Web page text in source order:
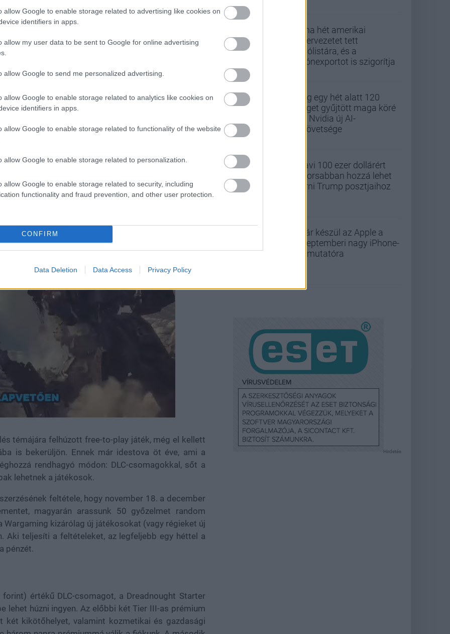
allow Google to enable storage related to advertising like cookies on
identifiers in apps.
allow my user data to be sent to Google for online advertising
allow Google to send me personalized advertising.
allow Google to enable storage related to analytics like cookies on
identifiers in apps.
allow Google to enable storage related to functionality of the website
allow Google to enable storage related to personalization.
allow Google to enable storage related to security, including
functionality and fraud prevention, and other user protection.
CONFIRM
Data Deletion Data Access Privacy Policy
pénzt, ha játszol
a World of Warships 5 éve elérhető a
témájára felhúzott free-to-play játék, még el kellett
is bekerüljön. Ennek már idestova öt éve, ami a
rendhagyó módon: DLC-csomagokkal, sőt a
lehetnek a játékosok.
feltétele, hogy november 18. a december
magyarán arassunk 50 győzelmet random
kizárólag új játékosokat (vagy régieket új
Aki teljesíti a feltételeket, az legfeljebb egy héttel a
pénzét.
értékű DLC-csomagot, a Dreadnought Starter
lehet húzni ingyen. Az előbbi két Tier III-as prémium
két kikötőhelyet, valamint kozmetikai és gazdasági
Kína hét amerikai
szervezetet tett
tiltólistára, és a
drónexportot is szigorítja
Alig egy hét alatt 120
céget gyűjtött maga köré
az Nvidia új AI-
szövetsége
Havi 100 ezer dollárért
gyorsabban hozzá lehet
férni Trump posztjaihoz
Már készül az Apple a
szeptemberi nagy iPhone-
bemutatóra
Hirdetés